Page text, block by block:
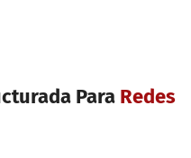
Para Redes